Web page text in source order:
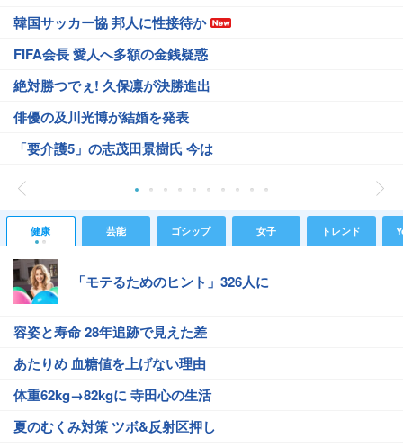
韓国サッカー協 邦人に性接待か
FIFA会長 愛人へ多額の金銭疑惑
絶対勝つでぇ! 久保凛が決勝進出
俳優の及川光博が結婚を発表
「要介護5」の志茂田景樹氏 今は
健康 芸能 ゴシップ 女子 トレンド
「モテるためのヒント」326人に
容姿と寿命 28年追跡で見えた差
あたりめ 血糖値を上げない理由
体重62kg→82kgに 寺田心の生活
夏のむくみ対策 ツボ&反射区押し